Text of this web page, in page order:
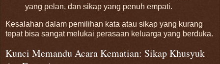
yang pelan, dan sikap yang penuh empati.
Kesalahan dalam pemilihan kata atau sikap yang kurang
tepat bisa sangat melukai perasaan keluarga yang berduka.
Kunci Memandu Acara Kematian: Sikap Khusyuk